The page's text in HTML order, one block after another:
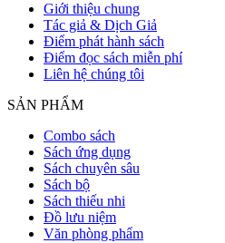
Giới thiệu chung
Tác giả & Dịch Giả
Điểm phát hành sách
Điểm đọc sách miễn phí
Liên hệ chúng tôi
SẢN PHẨM
Combo sách
Sách ứng dụng
Sách chuyên sâu
Sách bộ
Sách thiếu nhi
Đồ lưu niệm
Văn phòng phẩm